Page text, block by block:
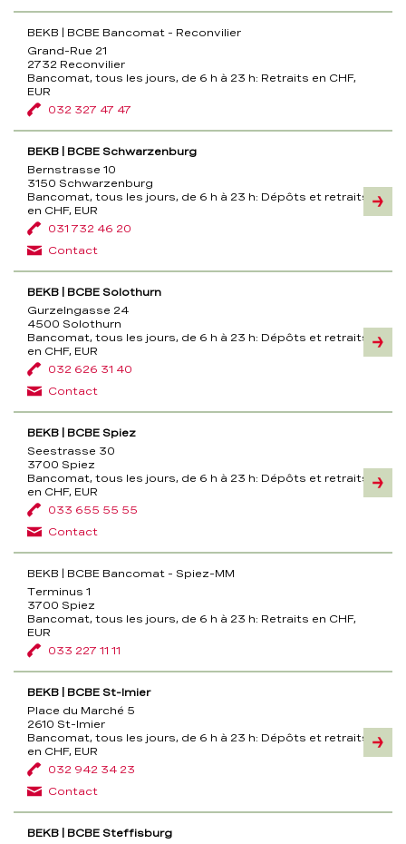
BEKB | BCBE Bancomat - Reconvilier
Grand-Rue 21
2732 Reconvilier
Bancomat, tous les jours, de 6 h à 23 h: Retraits en CHF,
EUR
032 327 47 47
BEKB | BCBE Schwarzenburg
Bernstrasse 10
3150 Schwarzenburg
Bancomat, tous les jours, de 6 h à 23 h: Dépôts et retraits
en CHF, EUR
031 732 46 20
Contact
BEKB | BCBE Solothurn
Gurzelngasse 24
4500 Solothurn
Bancomat, tous les jours, de 6 h à 23 h: Dépôts et retraits
en CHF, EUR
032 626 31 40
Contact
BEKB | BCBE Spiez
Seestrasse 30
3700 Spiez
Bancomat, tous les jours, de 6 h à 23 h: Dépôts et retraits
en CHF, EUR
033 655 55 55
Contact
BEKB | BCBE Bancomat - Spiez-MM
Terminus 1
3700 Spiez
Bancomat, tous les jours, de 6 h à 23 h: Retraits en CHF,
EUR
033 227 11 11
BEKB | BCBE St-Imier
Place du Marché 5
2610 St-Imier
Bancomat, tous les jours, de 6 h à 23 h: Dépôts et retraits
en CHF, EUR
032 942 34 23
Contact
BEKB | BCBE Steffisburg